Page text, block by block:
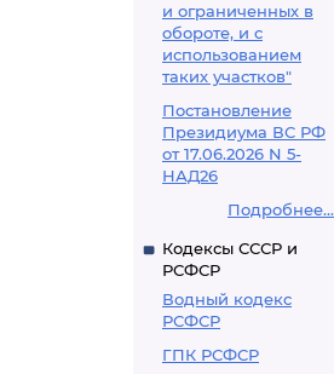
и ограниченных в
обороте, и с
использованием
таких участков"
Постановление
Президиума ВС РФ
от 17.06.2026 N 5-
НАД26
Подробнее...
Кодексы СССР и
РСФСР
Водный кодекс
РСФСР
ГПК РСФСР